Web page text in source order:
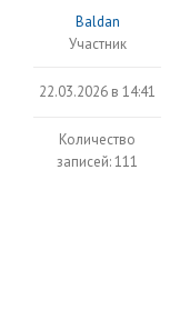
Baldan
Участник
22.03.2026 в 14:41
Количество
записей: 111